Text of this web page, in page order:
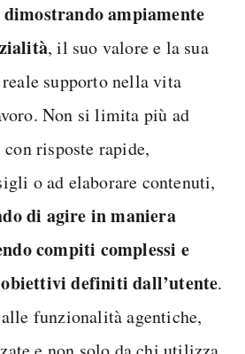
dimostrando ampiamente
, il suo valore e la sua
supporto nella vita
Non si limita più ad
risposte rapide,
o ad elaborare contenuti,
di agire in maniera
compiti complessi e
definiti dall’utente.
funzionalità agentiche,